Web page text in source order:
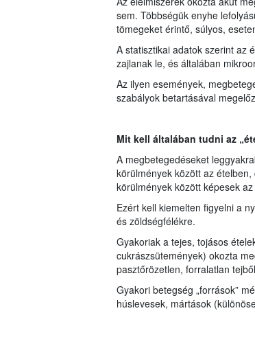
sem. Többségük enyhe
tömegeket érintő, súlyos,
A statisztikai adatok szerint az
zajlanak le, és általában
Az ilyen események,
szabályok betartásával
Mit kell általában tudni az
A megbetegedéseket
körülmények között az
körülmények között képesek
Ezért kell kiemelten figyelni a
és zöldségfélékre.
Gyakoriak a tejes, tojásos
cukrászsütemények) okozta
pasztőrözetlen, forralatlan
Gyakori betegség „források”
húslevesek, mártások